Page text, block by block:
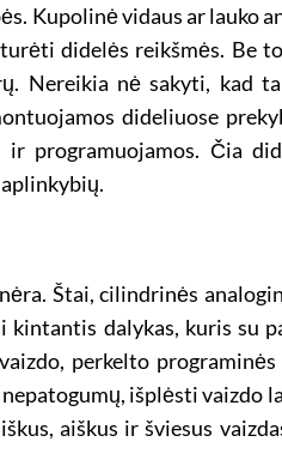
Kupolinė vidaus ar
didelės reikšmės. Be
Nereikia nė sakyti, kad
dideliuose
programuojamos. Čia
Štai, cilindrinės
dalykas, kuris su
perkelto
išplėsti vaizdo
aiškus ir šviesus